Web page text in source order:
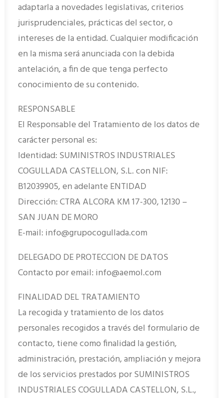
adaptarla a novedades legislativas, criterios
jurisprudenciales, prácticas del sector, o
intereses de la entidad. Cualquier modificación
en la misma será anunciada con la debida
antelación, a fin de que tenga perfecto
conocimiento de su contenido.
RESPONSABLE
El Responsable del Tratamiento de los datos de
carácter personal es:
Identidad: SUMINISTROS INDUSTRIALES
COGULLADA CASTELLON, S.L. con NIF:
B12039905, en adelante ENTIDAD
Dirección: CTRA ALCORA KM 17-300, 12130 –
SAN JUAN DE MORO
E-mail: info@grupocogullada.com
DELEGADO DE PROTECCION DE DATOS
Contacto por email: info@aemol.com
FINALIDAD DEL TRATAMIENTO
La recogida y tratamiento de los datos
personales recogidos a través del formulario de
contacto, tiene como finalidad la gestión,
administración, prestación, ampliación y mejora
de los servicios prestados por SUMINISTROS
INDUSTRIALES COGULLADA CASTELLON, S.L.,